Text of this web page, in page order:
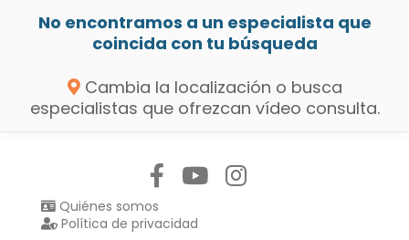
No encontramos a un especialista que
coincida con tu búsqueda
Cambia la localización o busca
especialistas que ofrezcan vídeo consulta.
Quiénes somos
Política de privacidad